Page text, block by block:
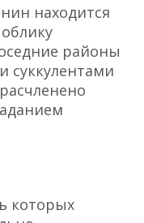
находится
районы
суккулентами
которых